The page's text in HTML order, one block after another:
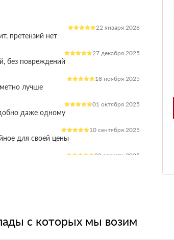
22 января 2026
претензий нет
27 декабря 2025
без повреждений
18 ноября 2025
лучше
01 октября 2025
даже одному
10 сентября 2025
для своей цены
22 августа 2025
стали ниже
с которых мы возим